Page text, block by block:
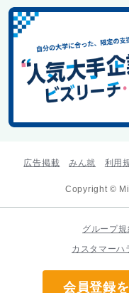
会員登録
広告掲載 みん就 利用
Copyright ©
グループ規
カスタマーハ